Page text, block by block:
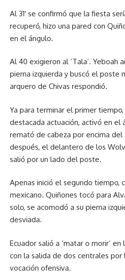
Al 31′ se confirmó que la fiesta
recuperó, hizo una pared con
en el ángulo.
Al 40 exigieron al ‘Tala’. Yeboah
pierna izquierda y buscó el poste
arquero de Chivas respondió.
Ya para terminar el primer
destacada actuación, activó en el
remató de cabeza por encima
después, el delantero de los
salió por un lado del poste.
Apenas inició el segundo tiempo,
mexicano. Quiñones tocó para
solo, se acomodó a su pierna
desviada.
Ecuador salió a ‘matar o morir’
con la salida de dos centrales
vocación ofensiva.